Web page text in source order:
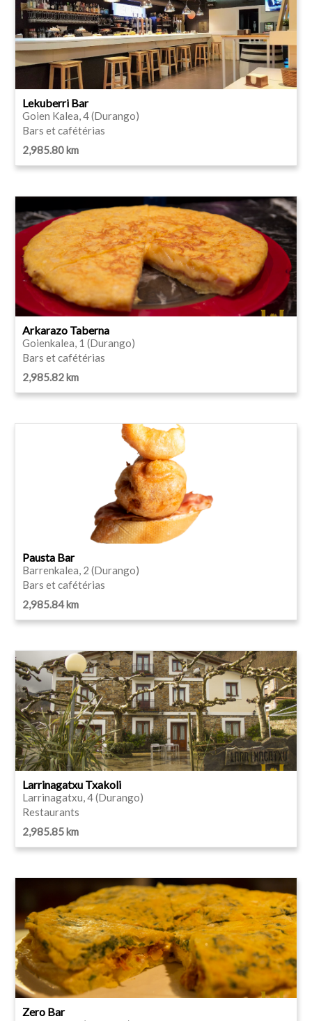
Lekuberri Bar
Goien Kalea, 4 (Durango)
Bars et cafétérias
2,985.80 km
Arkarazo Taberna
Goienkalea, 1 (Durango)
Bars et cafétérias
2,985.82 km
Pausta Bar
Barrenkalea, 2 (Durango)
Bars et cafétérias
2,985.84 km
Larrinagatxu Txakoli
Larrinagatxu, 4 (Durango)
Restaurants
2,985.85 km
Zero Bar